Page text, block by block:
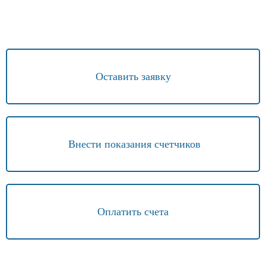
Оставить заявку
Внести показания счетчиков
Оплатить счета